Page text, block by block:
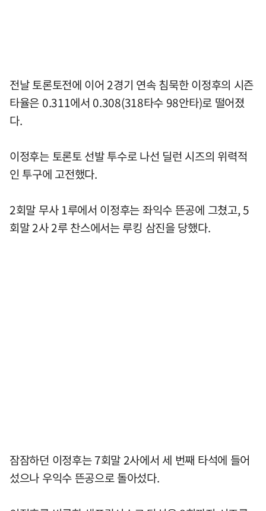
전날 토론토전에 이어 2경기 연속 침묵한 이정후의 시즌
타율은 0.311에서 0.308(318타수 98안타)로 떨어졌
다.
이정후는 토론토 선발 투수로 나선 딜런 시즈의 위력적
인 투구에 고전했다.
2회말 무사 1루에서 이정후는 좌익수 뜬공에 그쳤고, 5
회말 2사 2루 찬스에서는 루킹 삼진을 당했다.
잠잠하던 이정후는 7회말 2사에서 세 번째 타석에 들어
섰으나 우익수 뜬공으로 돌아섰다.